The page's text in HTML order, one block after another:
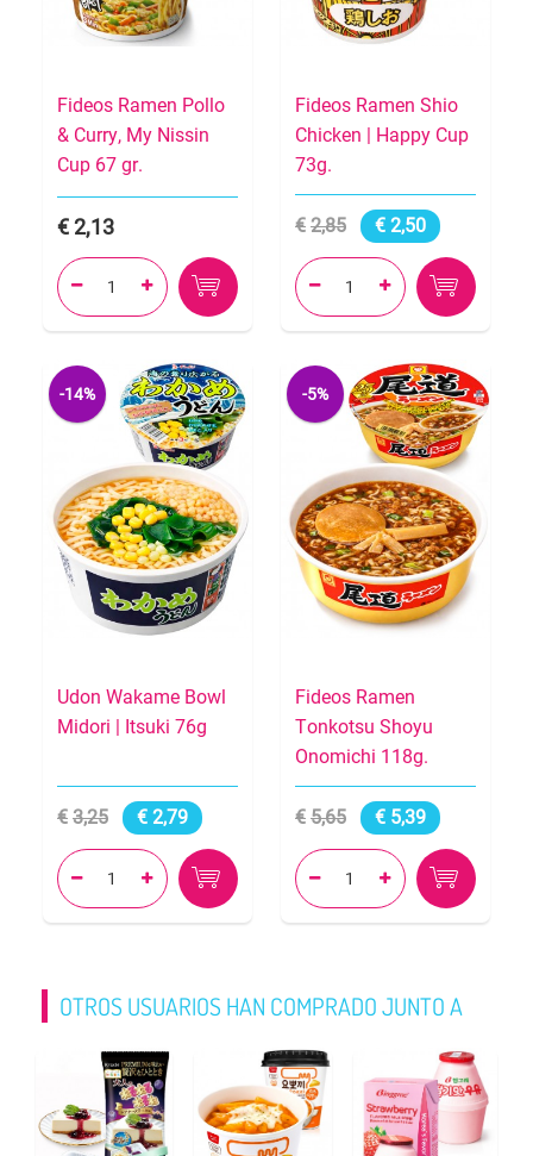
Fideos Ramen Pollo
& Curry, My Nissin
Cup 67 gr.
2,13
 
Fideos Ramen Shio
Chicken | Happy Cup
73g.
2,85 2,50
 
-14%
Udon Wakame Bowl
Midori | Itsuki 76g
3,25 2,79
 
-5%
Fideos Ramen
Tonkotsu Shoyu
Onomichi 118g.
5,65 5,39
 
OTROS USUARIOS HAN COMPRADO JUNTO A